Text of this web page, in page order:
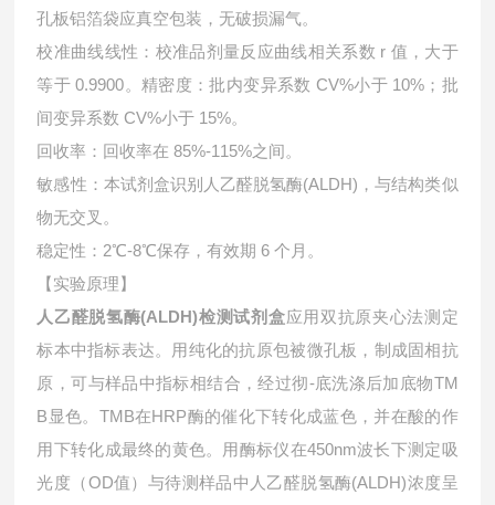
孔板铝箔袋应真空包装，无破损漏气。
校准曲线线性：校准品剂量反应曲线相关系数 r 值，大于
等于 0.9900。精密度：批内变异系数 CV%小于 10%；批
间变异系数 CV%小于 15%。
回收率：回收率在 85%-115%之间。
敏感性：本试剂盒识别人乙醛脱氢酶(ALDH)，与结构类似
物无交叉。
稳定性：2℃-8℃保存，有效期 6 个月。
【实验原理】
人乙醛脱氢酶(ALDH)检测试剂盒应用双抗原夹心法测定
标本中指标表达。用纯化的抗原包被微孔板，制成固相抗
原，可与样品中指标相结合，经过彻-底洗涤后加底物TM
B显色。TMB在HRP酶的催化下转化成蓝色，并在酸的作
用下转化成最终的黄色。用酶标仪在450nm波长下测定吸
光度（OD值）与待测样品中 人乙醛脱氢酶(ALDH)浓度呈